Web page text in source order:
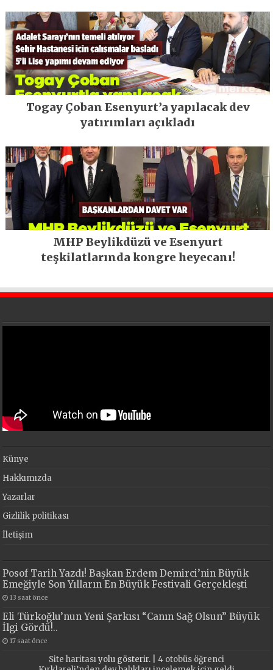
Togay Çoban Esenyurt’a yapılacak dev
yatırımları açıkladı
MHP Beylikdüzü ve Esenyurt
teşkilatlarında kongre heyecanı!
Künye
Hakkımızda
Yazarlar
Gizlilik politikası
İletişim
Posof Tarih Yazdı! Başkan Erdem Demirci’nin Büyük
Emeğiyle Son Yılların En Büyük Festivali Gerçekleşti
13 saat önce
Eli Türkoğlu’nun Yeni Şarkısı “Canın Sağ Olsun” Büyük
İlgi Gördü!..
17 saat önce
Site haritasıyolu gösterir. | 4 otobüs öğrenci